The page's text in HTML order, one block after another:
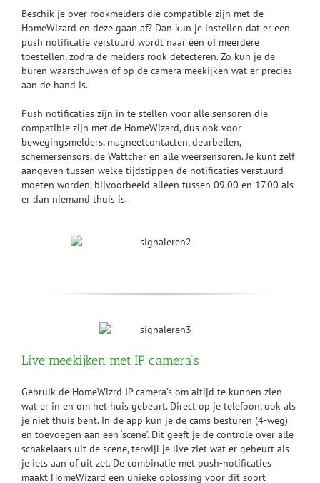
Beschik je over rookmelders die compatible zijn met de
HomeWizard en deze gaan af? Dan kun je instellen dat er een
push notificatie verstuurd wordt naar één of meerdere
toestellen, zodra de melders rook detecteren. Zo kun je de
buren waarschuwen of op de camera meekijken wat er precies
aan de hand is.
Push notificaties zijn in te stellen voor alle sensoren die
compatible zijn met de HomeWizard, dus ook voor
bewegingsmelders, magneetcontacten, deurbellen,
schemersensors, de Wattcher en alle weersensoren. Je kunt zelf
aangeven tussen welke tijdstippen de notificaties verstuurd
moeten worden, bijvoorbeeld alleen tussen 09.00 en 17.00 als
er dan niemand thuis is.
Live meekijken met IP camera’s
Gebruik de HomeWizrd IP camera’s om altijd te kunnen zien
wat er in en om het huis gebeurt. Direct op je telefoon, ook als
je niet thuis bent. In de app kun je de cams besturen (4-weg)
en toevoegen aan een ‘scene’. Dit geeft je de controle over alle
schakelaars uit de scene, terwijl je live ziet wat er gebeurt als
je iets aan of uit zet. De combinatie met push-notificaties
maakt HomeWizard een unieke oplossing voor dit soort